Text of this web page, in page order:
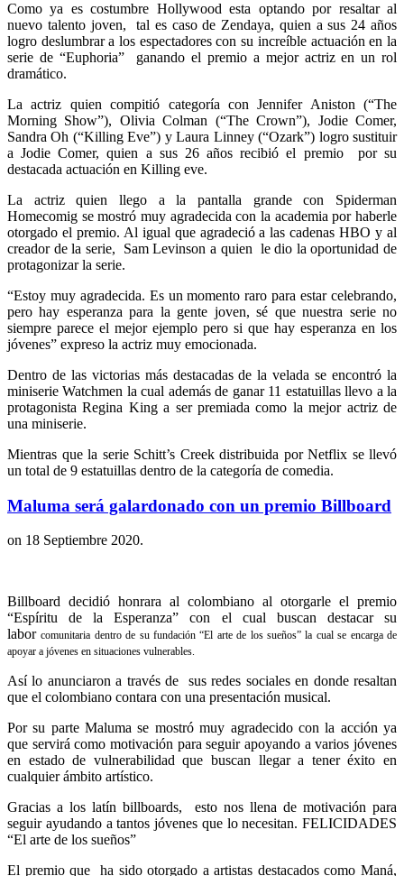
Como ya es costumbre Hollywood esta optando por resaltar al
nuevo talento joven, tal es caso de Zendaya, quien a sus 24 años
logro deslumbrar a los espectadores con su increíble actuación en la
serie de “Euphoria” ganando el premio a mejor actriz en un rol
dramático.
La actriz quien compitió categoría con Jennifer Aniston (“The
Morning Show”), Olivia Colman (“The Crown”), Jodie Comer,
Sandra Oh (“Killing Eve”) y Laura Linney (“Ozark”) logro sustituir
a Jodie Comer, quien a sus 26 años recibió el premio por su
destacada actuación en Killing eve.
La actriz quien llego a la pantalla grande con Spiderman
Homecomig se mostró muy agradecida con la academia por haberle
otorgado el premio. Al igual que agradeció a las cadenas HBO y al
creador de la serie, Sam Levinson a quien le dio la oportunidad de
protagonizar la serie.
“Estoy muy agradecida. Es un momento raro para estar celebrando,
pero hay esperanza para la gente joven, sé que nuestra serie no
siempre parece el mejor ejemplo pero si que hay esperanza en los
jóvenes” expreso la actriz muy emocionada.
Dentro de las victorias más destacadas de la velada se encontró la
miniserie Watchmen la cual además de ganar 11 estatuillas llevo a la
protagonista Regina King a ser premiada como la mejor actriz de
una miniserie.
Mientras que la serie Schitt’s Creek distribuida por Netflix se llevó
un total de 9 estatuillas dentro de la categoría de comedia.
Maluma será galardonado con un premio Billboard
on 18 Septiembre 2020.
Billboard decidió honrara al colombiano al otorgarle el premio
“Espíritu de la Esperanza” con el cual buscan destacar su
laborcomunitaria dentro de su fundación “El arte de los sueños” la cual se encarga de
apoyar a jóvenes en situaciones vulnerables.
Así lo anunciaron a través de sus redes sociales en donde resaltan
que el colombiano contara con una presentación musical.
Por su parte Maluma se mostró muy agradecido con la acción ya
que servirá como motivación para seguir apoyando a varios jóvenes
en estado de vulnerabilidad que buscan llegar a tener éxito en
cualquier ámbito artístico.
Gracias a los latín billboards, esto nos llena de motivación para
seguir ayudando a tantos jóvenes que lo necesitan. FELICIDADES
“El arte de los sueños”
El premio que ha sido otorgado a artistas destacados como Maná,